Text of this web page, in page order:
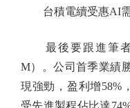
台積電續受惠AI
最後要跟進筆者
M）。公司首季業績
現強勁，盈利增58%
受先進製程佔比達